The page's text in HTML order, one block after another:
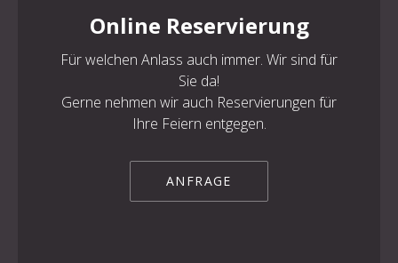
Online Reservierung
Für welchen Anlass auch immer. Wir sind für
Sie da!
Gerne nehmen wir auch Reservierungen für
Ihre Feiern entgegen.
ANFRAGE
PREVIOUS